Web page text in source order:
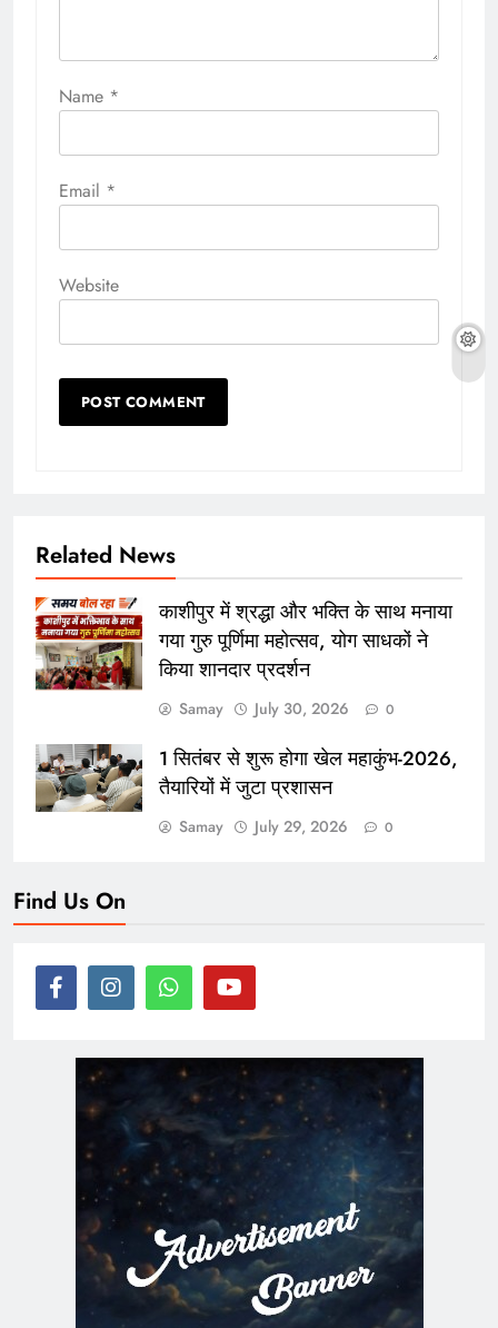
Name *
Email *
Website
Related News
काशीपुर में श्रद्धा और भक्ति के साथ मनाया
गया गुरु पूर्णिमा महोत्सव, योग साधकों ने
किया शानदार प्रदर्शन
Samay July 30, 2026 0
1 सितंबर से शुरू होगा खेल महाकुंभ-2026,
तैयारियों में जुटा प्रशासन
Samay July 29, 2026 0
Find Us On